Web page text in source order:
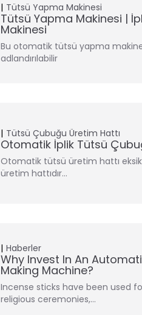
Tütsü Yapma Makinesi
Tütsü Yapma Makinesi |
Makinesi
Bu otomatik tütsü yapma
adlandırılabilir
Tütsü Çubuğu Üretim Hattı
Otomatik İplik Tütsü
Otomatik tütsü üretim hattı
üretim hattıdır…
Haberler
Why Invest In An
Making Machine?
Incense sticks have been used
religious ceremonies,…